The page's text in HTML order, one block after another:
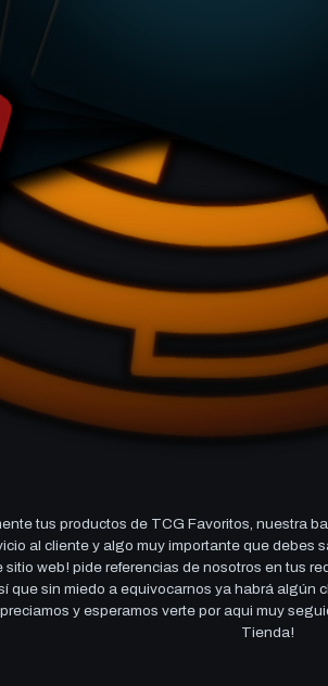
tus productos de TCG Favoritos, nuestra
al cliente y algo muy importante que
web! pide referencias de nosotros en tus
que sin miedo a equivocarnos ya habrá
y esperamos verte por aqui muy
Tienda!